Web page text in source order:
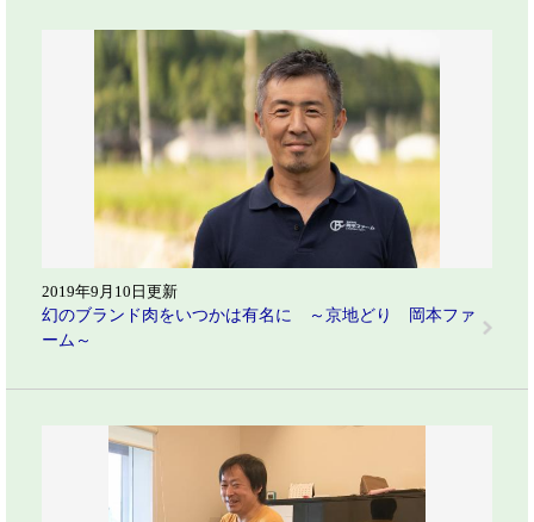
2019年9月10日更新
幻のブランド肉をいつかは有名に ～京地どり 岡本ファ
ーム～